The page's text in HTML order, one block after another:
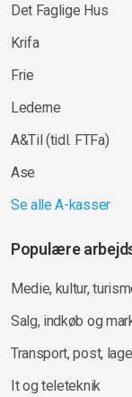
Det Faglige Hus
Krifa
Frie
Lederne
A&Til (tidl. FTFa)
Ase
Se alle A-kasser
Populære
Medie, kultur,
Salg, indkøb og
Transport, post,
It og teleteknik